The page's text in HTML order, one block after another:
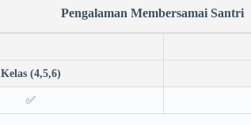
Pengalaman Membersamai Santri
Kelas (4,5,6)
✅